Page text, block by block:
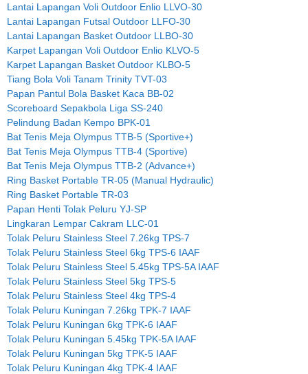
Lantai Lapangan Voli Outdoor Enlio LLVO-30
Lantai Lapangan Futsal Outdoor LLFO-30
Lantai Lapangan Basket Outdoor LLBO-30
Karpet Lapangan Voli Outdoor Enlio KLVO-5
Karpet Lapangan Basket Outdoor KLBO-5
Tiang Bola Voli Tanam Trinity TVT-03
Papan Pantul Bola Basket Kaca BB-02
Scoreboard Sepakbola Liga SS-240
Pelindung Badan Kempo BPK-01
Bat Tenis Meja Olympus TTB-5 (Sportive+)
Bat Tenis Meja Olympus TTB-4 (Sportive)
Bat Tenis Meja Olympus TTB-2 (Advance+)
Ring Basket Portable TR-05 (Manual Hydraulic)
Ring Basket Portable TR-03
Papan Henti Tolak Peluru YJ-SP
Lingkaran Lempar Cakram LLC-01
Tolak Peluru Stainless Steel 7.26kg TPS-7
Tolak Peluru Stainless Steel 6kg TPS-6 IAAF
Tolak Peluru Stainless Steel 5.45kg TPS-5A IAAF
Tolak Peluru Stainless Steel 5kg TPS-5
Tolak Peluru Stainless Steel 4kg TPS-4
Tolak Peluru Kuningan 7.26kg TPK-7 IAAF
Tolak Peluru Kuningan 6kg TPK-6 IAAF
Tolak Peluru Kuningan 5.45kg TPK-5A IAAF
Tolak Peluru Kuningan 5kg TPK-5 IAAF
Tolak Peluru Kuningan 4kg TPK-4 IAAF